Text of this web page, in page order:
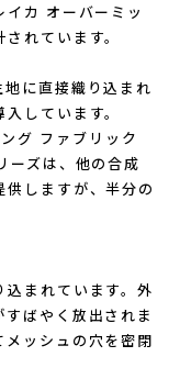
カ オーバーミッ
れています。
に直接織り込まれ
しています。
グ ファブリック
ーズは、他の合成
しますが、半分の
まれています。外
ばやく放出されま
ッシュの穴を密閉